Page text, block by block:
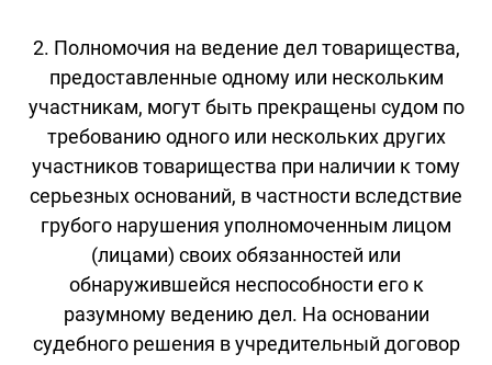
2. Полномочия на ведение дел товарищества,
предоставленные одному или нескольким
участникам, могут быть прекращены судом по
требованию одного или нескольких других
участников товарищества при наличии к тому
серьезных оснований, в частности вследствие
грубого нарушения уполномоченным лицом
(лицами) своих обязанностей или
обнаружившейся неспособности его к
разумному ведению дел. На основании
судебного решения в учредительный договор